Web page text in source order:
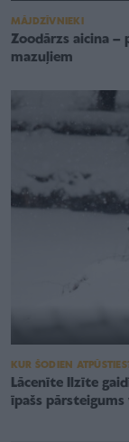
MĀJDZĪVNIEKI
Zoodārzs aicina –
mazuļiem
KUR ŠODIEN
Lācenīte Ilzīte
īpašs pārsteigums